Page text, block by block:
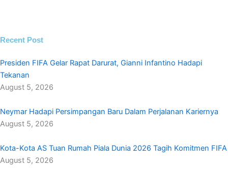
Recent Post
Presiden FIFA Gelar Rapat Darurat, Gianni Infantino Hadapi
Tekanan
August 5, 2026
Neymar Hadapi Persimpangan Baru Dalam Perjalanan Kariernya
August 5, 2026
Kota-Kota AS Tuan Rumah Piala Dunia 2026 Tagih Komitmen FIFA
August 5, 2026